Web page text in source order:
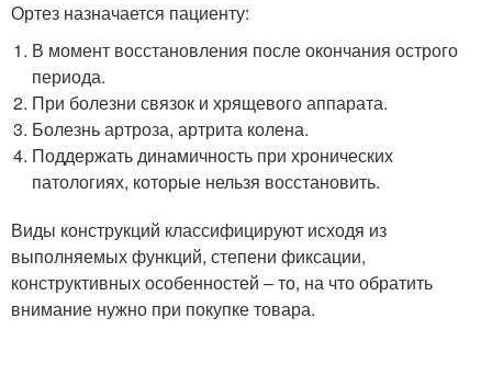
Ортез назначается пациенту:
В момент восстановления после окончания острого
периода.
При болезни связок и хрящевого аппарата.
Болезнь артроза, артрита колена.
Поддержать динамичность при хронических
патологиях, которые нельзя восстановить.
Виды конструкций классифицируют исходя из
выполняемых функций, степени фиксации,
конструктивных особенностей – то, на что обратить
внимание нужно при покупке товара.